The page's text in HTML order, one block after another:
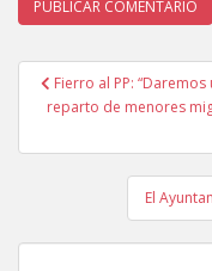
Navegación
Fierro al PP:
reparto de menores
El